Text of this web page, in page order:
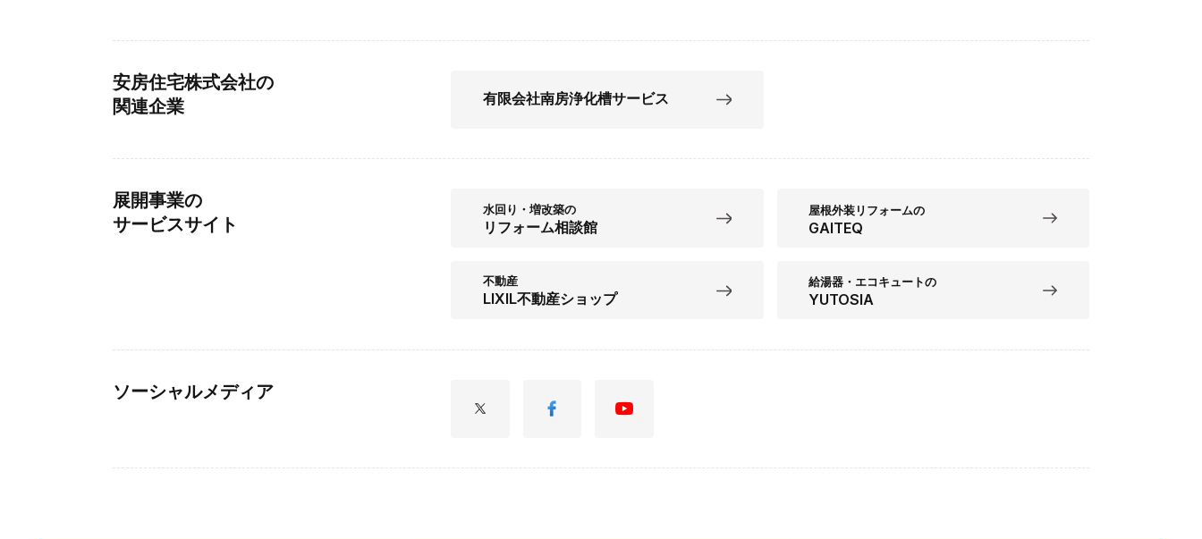
安房住宅株式会社の
関連企業
有限会社南房浄化槽サービス
展開事業の
サービスサイト
水回り・増改築の
リフォーム相談館
屋根外装リフォームの
GAITEQ
不動産
LIXIL不動産ショップ
給湯器・エコキュートの
YUTOSIA
ソーシャルメディア